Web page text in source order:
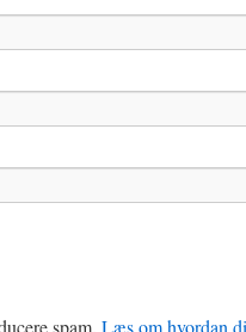
spam. Læs om hvordan